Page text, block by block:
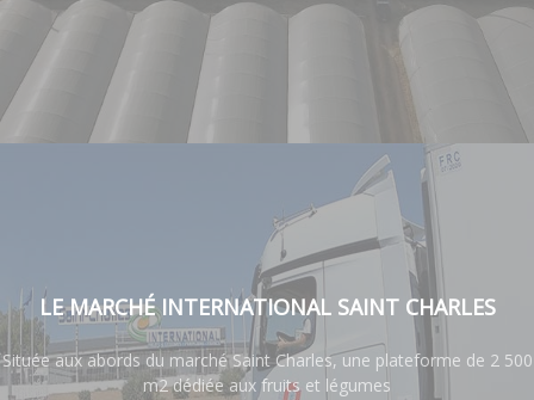
LE MARCHÉ INTERNATIONAL SAINT CHARLES
Située aux abords du marché Saint Charles, une plateforme de 2 500
m2 dédiée aux fruits et légumes